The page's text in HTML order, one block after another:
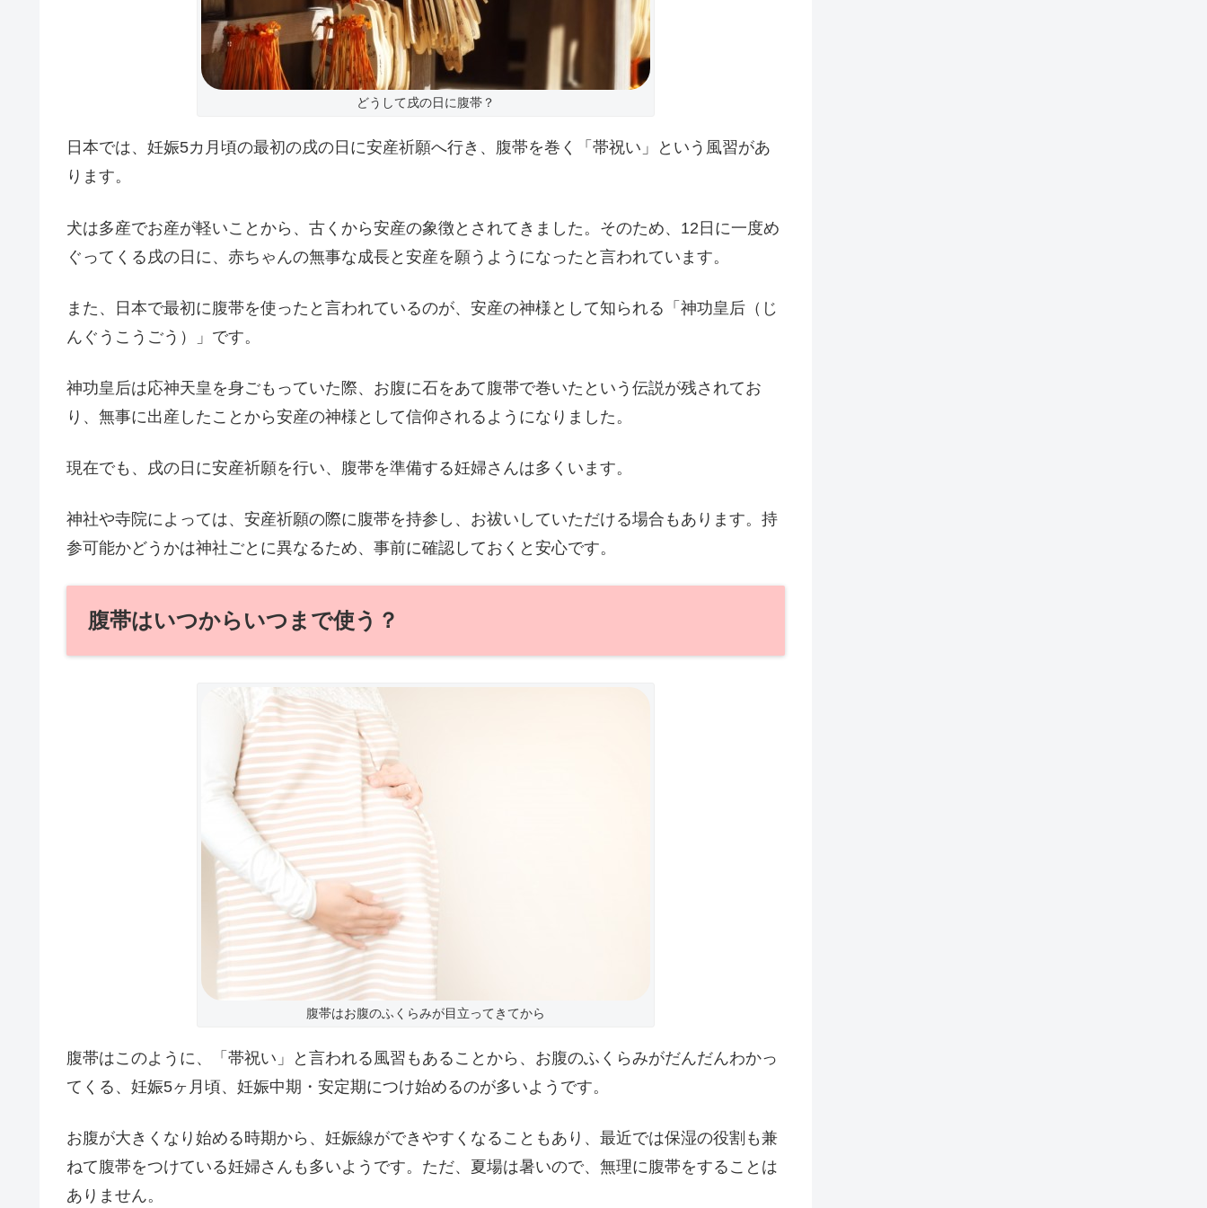
どうして戌の日に腹帯？
日本では、妊娠5カ月頃の最初の戌の日に安産祈願へ行き、腹帯を巻く「帯祝い」という風習があ
ります。
犬は多産でお産が軽いことから、古くから安産の象徴とされてきました。そのため、12日に一度め
ぐってくる戌の日に、赤ちゃんの無事な成長と安産を願うようになったと言われています。
また、日本で最初に腹帯を使ったと言われているのが、安産の神様として知られる「神功皇后（じ
んぐうこうごう）」です。
神功皇后は応神天皇を身ごもっていた際、お腹に石をあて腹帯で巻いたという伝説が残されてお
り、無事に出産したことから安産の神様として信仰されるようになりました。
現在でも、戌の日に安産祈願を行い、腹帯を準備する妊婦さんは多くいます。
神社や寺院によっては、安産祈願の際に腹帯を持参し、お祓いしていただける場合もあります。持
参可能かどうかは神社ごとに異なるため、事前に確認しておくと安心です。
腹帯はいつからいつまで使う？
腹帯はお腹のふくらみが目立ってきてから
腹帯はこのように、「帯祝い」と言われる風習もあることから、お腹のふくらみがだんだんわかっ
てくる、妊娠5ヶ月頃、妊娠中期・安定期につけ始めるのが多いようです。
お腹が大きくなり始める時期から、妊娠線ができやすくなることもあり、最近では保湿の役割も兼
ねて腹帯をつけている妊婦さんも多いようです。ただ、夏場は暑いので、無理に腹帯をすることは
ありません。